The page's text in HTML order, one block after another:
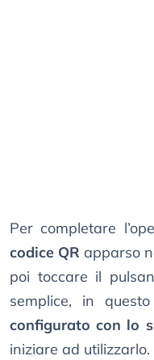
Per completare
codice QR apparso
poi toccare il
semplice, in
configurato con lo
iniziare ad utilizzarlo.